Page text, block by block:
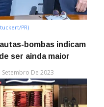
PR)
bombas indicam
ser ainda maior
Setembro De 2023